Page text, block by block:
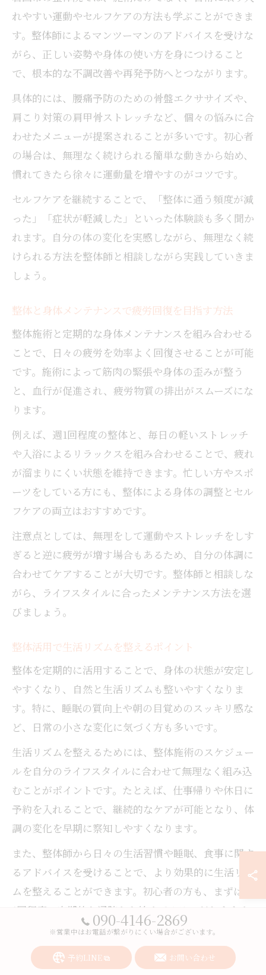
れやすい運動やセルフケアの方法も学ぶことができま
す。整体師によるマンツーマンのアドバイスを受けな
がら、正しい姿勢や身体の使い方を身につけること
で、根本的な不調改善や再発予防へとつながります。
具体的には、腰痛予防のための骨盤エクササイズや、
肩こり対策の肩甲骨ストレッチなど、個々の悩みに合
わせたメニューが提案されることが多いです。初心者
の場合は、無理なく続けられる簡単な動きから始め、
慣れてきたら徐々に運動量を増やすのがコツです。
セルフケアを継続することで、「整体に通う頻度が減
った」「症状が軽減した」といった体験談も多く聞か
れます。自分の体の変化を実感しながら、無理なく続
けられる方法を整体師と相談しながら実践していきま
しょう。
整体と身体メンテナンスで疲労回復を目指す方法
整体施術と定期的な身体メンテナンスを組み合わせる
ことで、日々の疲労を効率よく回復させることが可能
です。施術によって筋肉の緊張や身体の歪みが整う
と、血行が促進され、疲労物質の排出がスムーズにな
ります。
例えば、週1回程度の整体と、毎日の軽いストレッチ
や入浴によるリラックスを組み合わせることで、疲れ
が溜まりにくい状態を維持できます。忙しい方やスポ
ーツをしている方にも、整体による身体の調整とセル
フケアの両立はおすすめです。
注意点としては、無理をして運動やストレッチをしす
ぎると逆に疲労が増す場合もあるため、自分の体調に
合わせてケアすることが大切です。整体師と相談しな
がら、ライフスタイルに合ったメンテナンス方法を選
びましょう。
整体活用で生活リズムを整えるポイント
整体を定期的に活用することで、身体の状態が安定し
やすくなり、自然と生活リズムも整いやすくなりま
す。特に、睡眠の質向上や朝の目覚めのスッキリ感な
ど、日常の小さな変化に気づく方も多いです。
生活リズムを整えるためには、整体施術のスケジュー
ルを自分のライフスタイルに合わせて無理なく組み込
むことがポイントです。たとえば、仕事帰りや休日に
予約を入れることで、継続的なケアが可能となり、体
調の変化を早期に察知しやすくなります。
また、整体師から日々の生活習慣や睡眠、食事に関す
るアドバイスを受けることで、より効果的に生活リズ
ムを整えることができます。初心者の方も、まずは月
1回程度の定期的な通院から始めてみるのがおすすめ
090-4146-2869
※営業中はお電話が繋がりにくい場合がございます。
予約LINE お問い合わせ